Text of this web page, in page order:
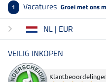
1 Vacatures Groei met ons
NL | EUR
VEILIG INKOPEN